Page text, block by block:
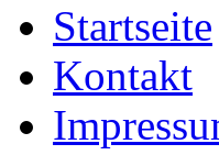
Startseite
Kontakt